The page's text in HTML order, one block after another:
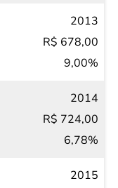
2013
R$ 678,00
9,00%
2014
R$ 724,00
6,78%
2015